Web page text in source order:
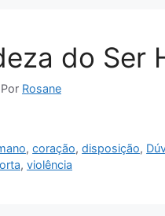
do Ser
Por Rosane
,coração,disposição,
, violência